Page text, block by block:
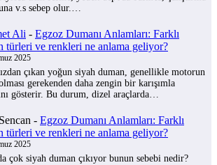
v.s sebep olur.…
Ali - Egzoz Dumanı Anlamları: Farklı
türleri ve renkleri ne anlama geliyor?
2025
çıkan yoğun siyah duman, genellikle motorun
gerekenden daha zengin bir karışımla
gösterir. Bu durum, dizel araçlarda…
- Egzoz Dumanı Anlamları: Farklı
türleri ve renkleri ne anlama geliyor?
2025
çok siyah duman çıkıyor bunun sebebi nedir?